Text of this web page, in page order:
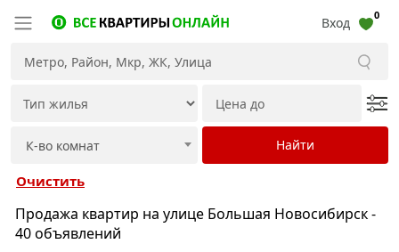
Вход 0
Очистить
Продажа квартир на улице Большая Новосибирск -
40 объявлений